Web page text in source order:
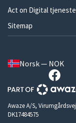
Act on Digital
Sitemap
Norsk — NOK
Awaze A/S,
DK17484575